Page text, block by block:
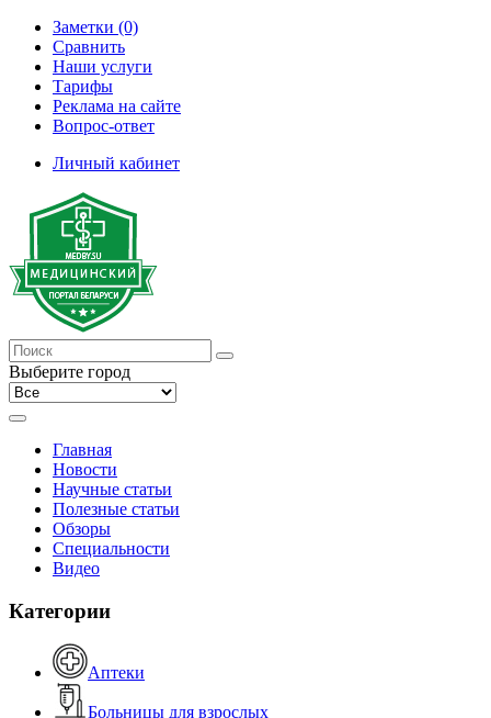
Заметки (0)
Сравнить
Наши услуги
Тарифы
Реклама на сайте
Вопрос-ответ
Личный кабинет
Выберите город
Главная
Новости
Научные статьи
Полезные статьи
Обзоры
Специальности
Видео
Категории
Аптеки
Больницы для взрослых